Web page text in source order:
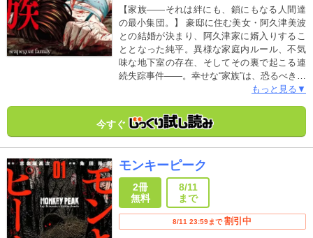
【家族――それは絆にも、鎖にもなる人間達
の最小集団。】 豪邸に住む美女・阿久津美波
との結婚が決まり、阿久津家に婿入りするこ
ととなった純平。異様な家庭内ルール、不気
味な地下室の存在、そしてその裏で起こる連
続失踪事件――。幸せな“家族”は、恐るべき狂
気を孕んでいた。 「クイズ！正義の選択」
～」で頭角を表しつつある新鋭・杉野アキユ
キがおくる戦慄の潜入捜査“家族”サスペンス、
もっと見る▼
今すぐ
モンキーピーク
2冊
無料
8/11
まで
8/11 23:59まで 割引中